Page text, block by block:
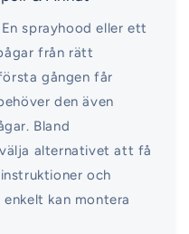
sprayhood eller ett
från rätt
gången får
den även
Bland
alternativet att få
och
kan montera